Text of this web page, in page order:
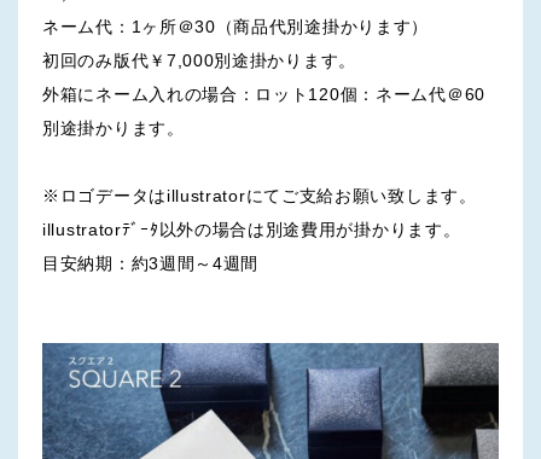
ネーム代：1ヶ所＠30（商品代別途掛かります）
初回のみ版代￥7,000別途掛かります。
外箱にネーム入れの場合：ロット120個：ネーム代＠60
別途掛かります。
※ロゴデータはillustratorにてご支給お願い致します。
illustratorﾃﾞｰﾀ以外の場合は別途費用が掛かります。
目安納期：約3週間～4週間